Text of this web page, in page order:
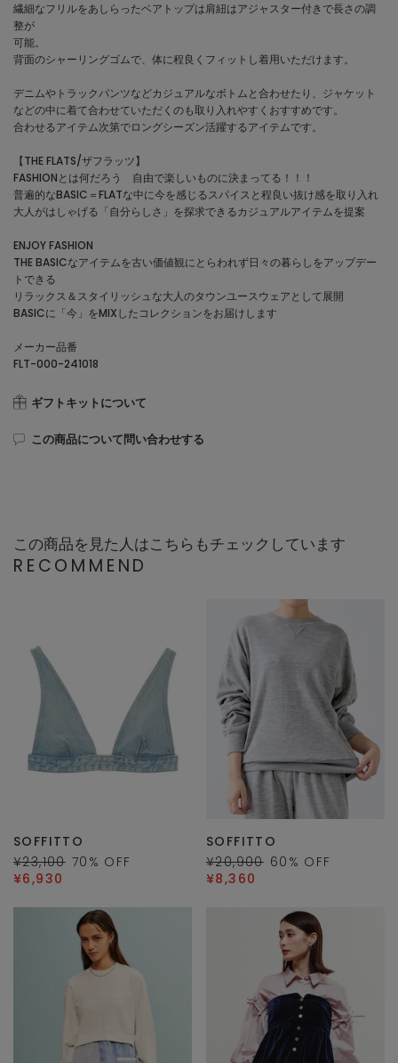
繊細なフリルをあしらったベアトップは肩紐はアジャスター付きで長さの調
整が
可能。
背面のシャーリングゴムで、体に程良くフィットし着用いただけます。
デニムやトラックパンツなどカジュアルなボトムと合わせたり、ジャケット
などの中に着て合わせていただくのも取り入れやすくおすすめです。
合わせるアイテム次第でロングシーズン活躍するアイテムです。
【THE FLATS/ザフラッツ】
FASHIONとは何だろう 自由で楽しいものに決まってる！！！
普遍的なBASIC＝FLATな中に今を感じるスパイスと程良い抜け感を取り入れ
大人がはしゃげる「自分らしさ」を探求できるカジュアルアイテムを提案
ENJOY FASHION
THE BASICなアイテムを古い価値観にとらわれず日々の暮らしをアップデー
トできる
リラックス＆スタイリッシュな大人のタウンユースウェアとして展開
BASICに「今」をMIXしたコレクションをお届けします
メーカー品番
FLT-000-241018
ギフトキットについて
この商品について問い合わせする
この商品を見た人はこちらもチェックしています
RECOMMEND
SOFFITTO
¥23,100 70 % OFF
¥6,930
SOFFITTO
¥20,900 60 % OFF
¥8,360